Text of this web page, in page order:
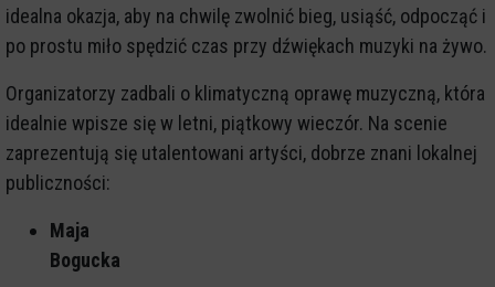
idealna okazja, aby na chwilę zwolnić bieg, usiąść, odpocząć i
po prostu miło spędzić czas przy dźwiękach muzyki na żywo.
Organizatorzy zadbali o klimatyczną oprawę muzyczną, która
idealnie wpisze się w letni, piątkowy wieczór. Na scenie
zaprezentują się utalentowani artyści, dobrze znani lokalnej
publiczności:
Maja
Bogucka